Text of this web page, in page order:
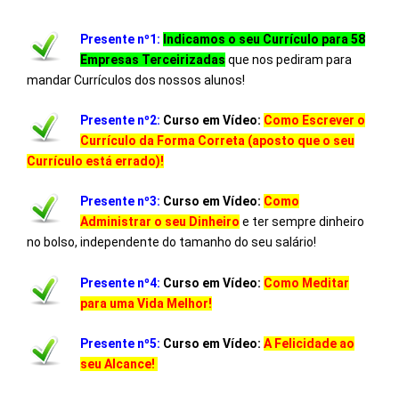
Presente nº1: Indicamos o seu Currículo para 58
Empresas Terceirizadas que nos pediram para
mandar Currículos dos nossos alunos!
Presente nº2: Curso em Vídeo: Como Escrever o
Currículo da Forma Correta (aposto que o seu
Currículo está errado)!
Presente nº3: Curso em Vídeo: Como
Administrar o seu Dinheiro e ter sempre dinheiro
no bolso, independente do tamanho do seu salário!
Presente nº4: Curso em Vídeo: Como Meditar
para uma Vida Melhor!
Presente nº5: Curso em Vídeo: A Felicidade ao
seu Alcance!